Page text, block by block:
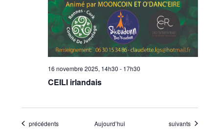
16 novembre 2025, 14h30 - 17h30
CEILI irlandais
Évènements
précédents Aujourd’hui Évènements
suivants